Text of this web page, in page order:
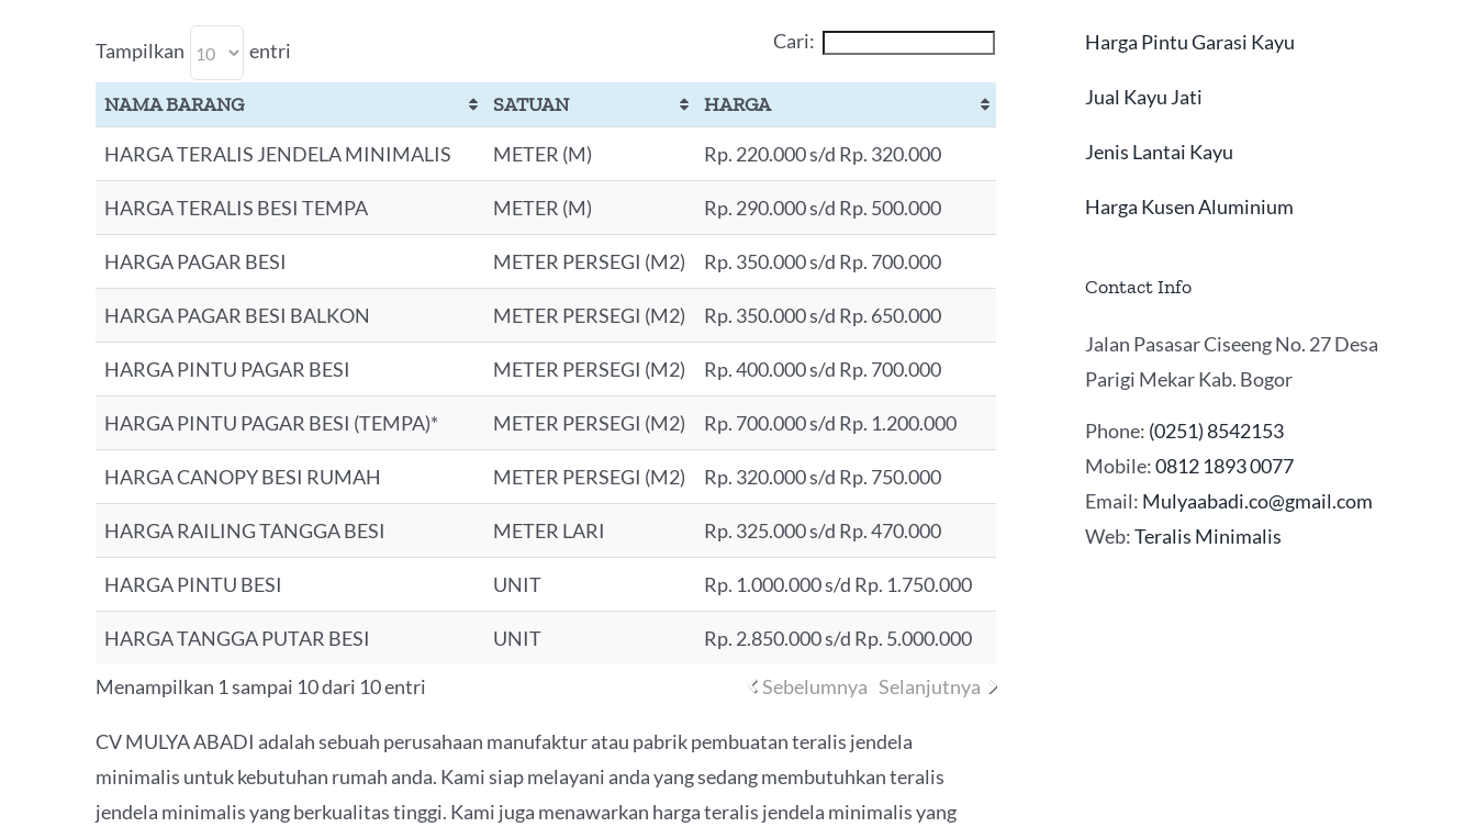
Tampilkan entri Cari:
NAMA BARANG SATUAN HARGA
HARGA TERALIS JENDELA MINIMALIS METER (M) Rp. 220.000 s/d Rp. 320.000
HARGA TERALIS BESI TEMPA METER (M) Rp. 290.000 s/d Rp. 500.000
HARGA PAGAR BESI METER PERSEGI (M2) Rp. 350.000 s/d Rp. 700.000
HARGA PAGAR BESI BALKON METER PERSEGI (M2) Rp. 350.000 s/d Rp. 650.000
HARGA PINTU PAGAR BESI METER PERSEGI (M2) Rp. 400.000 s/d Rp. 700.000
HARGA PINTU PAGAR BESI (TEMPA)* METER PERSEGI (M2) Rp. 700.000 s/d Rp. 1.200.000
HARGA CANOPY BESI RUMAH METER PERSEGI (M2) Rp. 320.000 s/d Rp. 750.000
HARGA RAILING TANGGA BESI METER LARI Rp. 325.000 s/d Rp. 470.000
HARGA PINTU BESI UNIT Rp. 1.000.000 s/d Rp. 1.750.000
HARGA TANGGA PUTAR BESI UNIT
Rp. 2.850.000 s/d Rp. 5.000.000
Menampilkan 1 sampai 10 dari 10 entri
Sebelumnya Selanjutnya
CV MULYA ABADI adalah sebuah perusahaan manufaktur atau pabrik pembuatan teralis jendela
minimalis untuk kebutuhan rumah anda. Kami siap melayani anda yang sedang membutuhkan teralis
jendela minimalis yang berkualitas tinggi. Kami juga menawarkan harga teralis jendela minimalis yang
Harga Pintu Garasi Kayu
Jual Kayu Jati
Jenis Lantai Kayu
Harga Kusen Aluminium
Contact Info
Jalan Pasasar Ciseeng No. 27 Desa
Parigi Mekar Kab. Bogor
Phone: (0251) 8542153
Mobile:0812 1893 0077
Email: Mulyaabadi.co@gmail.com
Web:Teralis Minimalis